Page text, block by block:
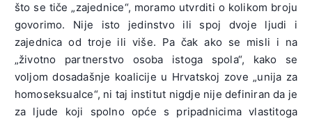
što se tiče „zajednice“, moramo utvrditi o kolikom broju
govorimo. Nije isto jedinstvo ili spoj dvoje ljudi i
zajednica od troje ili više. Pa čak ako se misli i na
„životno partnerstvo osoba istoga spola“, kako se
voljom dosadašnje koalicije u Hrvatskoj zove „unija za
homoseksualce“, ni taj institut nigdje nije definiran da je
za ljude koji spolno opće s pripadnicima vlastitoga